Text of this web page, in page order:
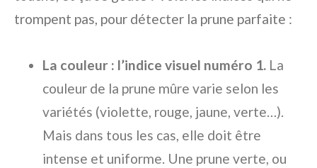
trompent pas, pour détecter la prune parfaite :
La couleur : l’indice visuel numéro 1. La
couleur de la prune mûre varie selon les
variétés (violette, rouge, jaune, verte…).
Mais dans tous les cas, elle doit être
intense et uniforme. Une prune verte, ou